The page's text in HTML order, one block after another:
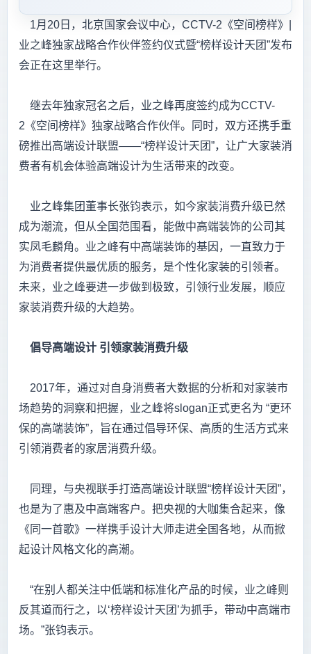
1月20日，北京国家会议中心，CCTV-2《空间榜样》|
业之峰独家战略合作伙伴签约仪式暨“榜样设计天团”发布
会正在这里举行。
继去年独家冠名之后，业之峰再度签约成为CCTV-
2《空间榜样》独家战略合作伙伴。同时，双方还携手重
磅推出高端设计联盟——“榜样设计天团”，让广大家装消
费者有机会体验高端设计为生活带来的改变。
业之峰集团董事长张钧表示，如今家装消费升级已然
成为潮流，但从全国范围看，能做中高端装饰的公司其
实凤毛麟角。业之峰有中高端装饰的基因，一直致力于
为消费者提供最优质的服务，是个性化家装的引领者。
未来，业之峰要进一步做到极致，引领行业发展，顺应
家装消费升级的大趋势。
倡导高端设计 引领家装消费升级
2017年，通过对自身消费者大数据的分析和对家装市
场趋势的洞察和把握，业之峰将slogan正式更名为 “更环
保的高端装饰”，旨在通过倡导环保、高质的生活方式来
引领消费者的家居消费升级。
同理，与央视联手打造高端设计联盟“榜样设计天团”，
也是为了惠及中高端客户。把央视的大咖集合起来，像
《同一首歌》一样携手设计大师走进全国各地，从而掀
起设计风格文化的高潮。
“在别人都关注中低端和标准化产品的时候，业之峰则
反其道而行之，以‘榜样设计天团’为抓手，带动中高端市
场。”张钧表示。